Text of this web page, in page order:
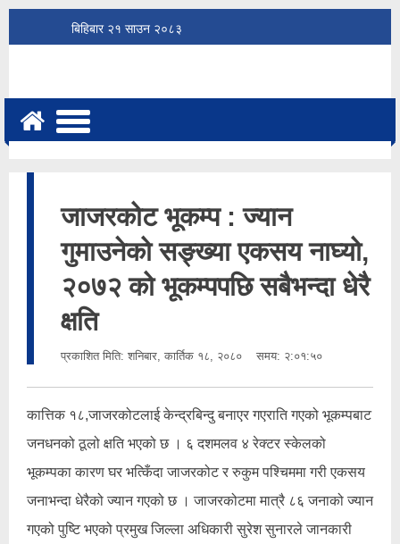
बिहिबार २१ साउन २०८३
जाजरकोट भूकम्प : ज्यान
गुमाउनेको सङ्ख्या एकसय नाघ्यो,
२०७२ को भूकम्पपछि सबैभन्दा धेरै
क्षति
प्रकाशित मिति: शनिबार, कार्तिक १८, २०८० समय: २:०१:५०
कात्तिक १८,जाजरकोटलाई केन्द्रबिन्दु बनाएर गएराति गएको भूकम्पबाट
जनधनको ठूलो क्षति भएको छ । ६ दशमलव ४ रेक्टर स्केलको
भूकम्पका कारण घर भत्किँदा जाजरकोट र रुकुम पश्चिममा गरी एकसय
जनाभन्दा धेरैको ज्यान गएको छ । जाजरकोटमा मात्रै ८६ जनाको ज्यान
गएको पुष्टि भएको प्रमुख जिल्ला अधिकारी सुरेश सुनारले जानकारी